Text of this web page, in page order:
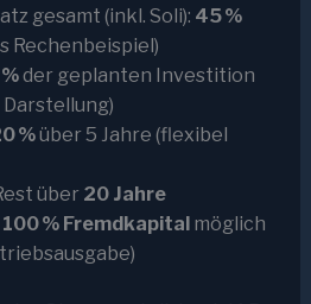
gesamt (inkl. Soli): 45 %
Rechenbeispiel)
der geplanten Investition
%über 5 Jahre (flexibel
über 20 Jahre
100 % Fremdkapital möglich